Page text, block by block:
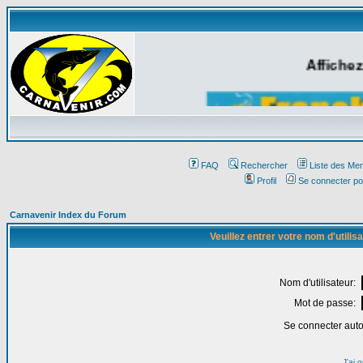
FAQ Rechercher
Liste des
Profil
Se connecter
Carnavenir Index du Forum
Veuillez entrer votre nom
Nom d'utilisateur:
Mot de passe:
Se connecter